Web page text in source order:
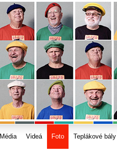
Média Videá Foto Teplákové bály